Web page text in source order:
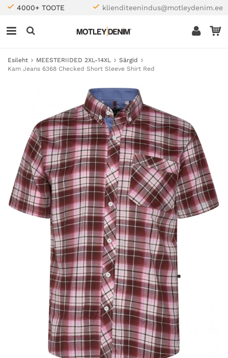
4000+ TOOTE klienditeenindus@motleydenim.ee
Esileht MEESTERIIDED 2XL-14XL
Särgid
Kam Jeans 6368 Checked Short Sleeve Shirt Red